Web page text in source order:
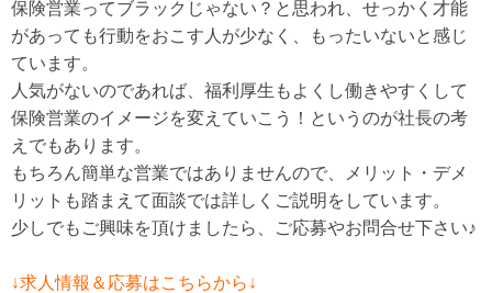
保険営業ってブラックじゃない？と思われ、せっかく才能
があっても行動をおこす人が少なく、もったいないと感じ
ています。
人気がないのであれば、福利厚生もよくし働きやすくして
保険営業のイメージを変えていこう！というのが社長の考
えでもあります。
もちろん簡単な営業ではありませんので、メリット・デメ
リットも踏まえて面談では詳しくご説明をしています。
少しでもご興味を頂けましたら、ご応募やお問合せ下さい♪
↓求人情報＆応募はこちらから↓